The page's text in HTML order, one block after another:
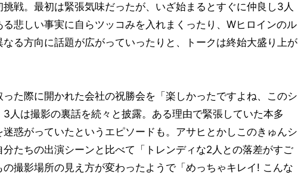
戦。最初は緊張気味だったが、いざ始まるとすぐに仲良し3人
悲しい事実に自らツッコみを入れまくったり、Wヒロインのル
る方向に話題が広がっていったりと、トークは終始大盛り上が
た際に開かれた会社の祝勝会を「楽しかったですよね、このシ
人は撮影の裏話を続々と披露。ある理由で緊張していた本多
惑がっていたというエピソードも。アサヒとかしこのきゅんシ
たちの出演シーンと比べて「トレンディな2人との落差がすご
撮影場所の見え方が変わったようで「めっちゃキレイ! こんな